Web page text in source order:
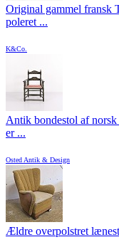
Original gammel fransk
poleret ...
K&Co.
Antik bondestol af norsk
er ...
Osted Antik & Design
Ældre overpolstret